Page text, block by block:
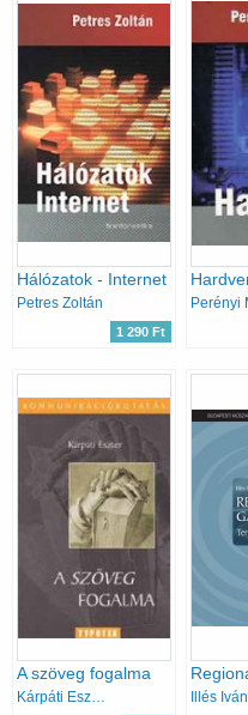
Hálózatok - Internet
Petres Zoltán
1 290 Ft
A szöveg fogalma
Kárpáti Eszter Illés Iván